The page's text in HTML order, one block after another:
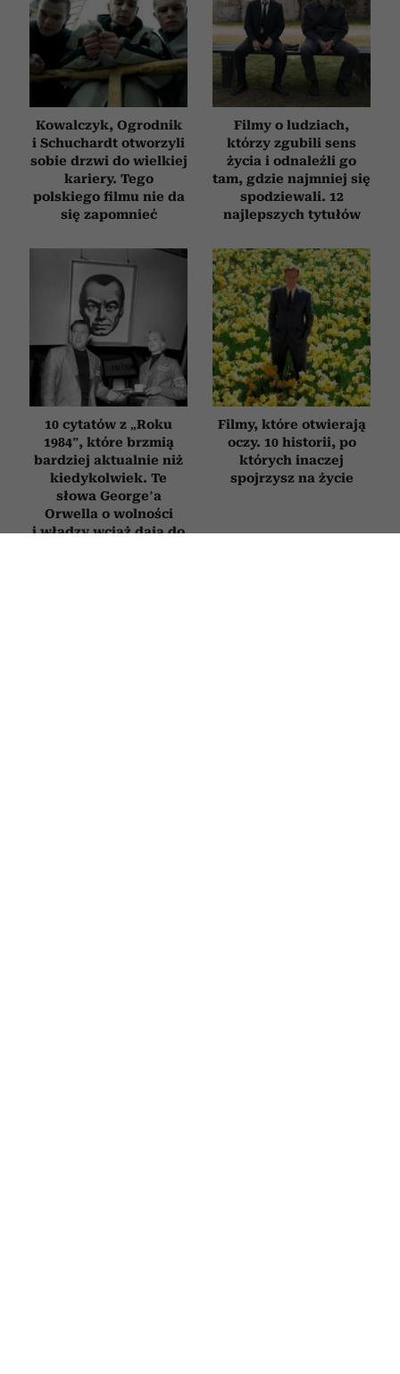
Kowalczyk, Ogrodnik
i Schuchardt otworzyli
sobie drzwi do wielkiej
kariery. Tego
polskiego filmu nie da
się zapomnieć
Filmy o ludziach,
którzy zgubili sens
życia i odnaleźli go
tam, gdzie najmniej się
spodziewali. 12
najlepszych tytułów
10 cytatów z „Roku
1984”, które brzmią
bardziej aktualnie niż
kiedykolwiek. Te
słowa George’a
Orwella o wolności
i władzy wciąż dają do
Filmy, które otwierają
oczy. 10 historii, po
których inaczej
spojrzysz na życie